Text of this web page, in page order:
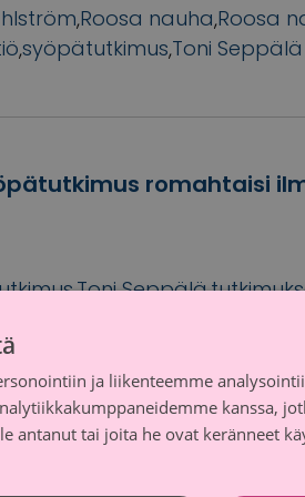
,Roosa nauha,Roosa
,syöpätutkimus,Toni Seppälä
romahtaisi
,Toni Seppälä,
ilman
ja liikenteemme
kanssa,
antanut tai joita he ovat keränneet